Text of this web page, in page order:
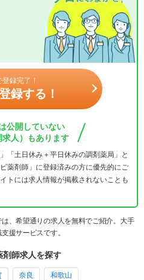
登録完了！
録する！
公開していない
人）もあります
「土日休み＋平日休みの調剤薬局」と
薬剤師」に登録済みの方に優先的にご
トには求人情報が掲載されないことも
、希望通りの求人を無料でご紹介。大手
援サービスです。
剤師求人を探す
奈良 和歌山